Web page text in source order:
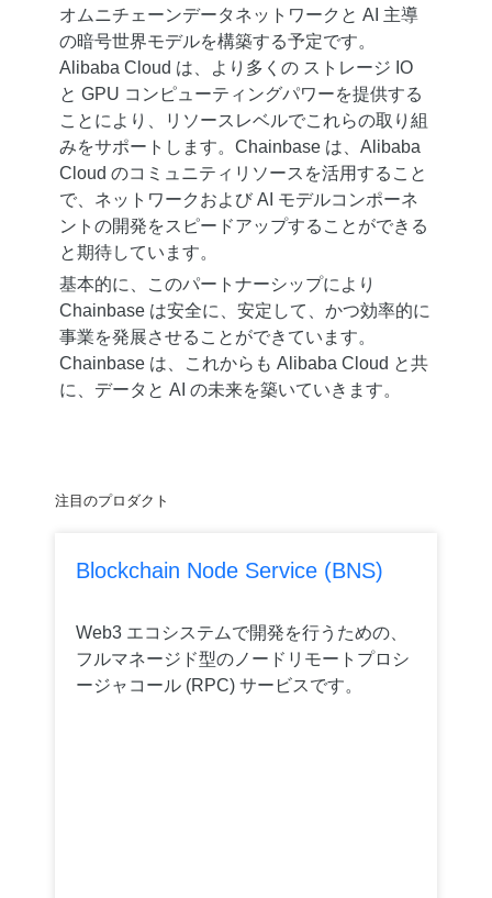
オムニチェーンデータネットワークと AI 主導
の暗号世界モデルを構築する予定です。
Alibaba Cloud は、より多くの ストレージ IO
と GPU コンピューティングパワーを提供する
ことにより、リソースレベルでこれらの取り組
みをサポートします。Chainbase は、Alibaba
Cloud のコミュニティリソースを活用すること
で、ネットワークおよび AI モデルコンポーネ
ントの開発をスピードアップすることができる
と期待しています。
基本的に、このパートナーシップにより
Chainbase は安全に、安定して、かつ効率的に
事業を発展させることができています。
Chainbase は、これからも Alibaba Cloud と共
に、データと AI の未来を築いていきます。
注目のプロダクト
Blockchain Node Service (BNS)
Web3 エコシステムで開発を行うための、
フルマネージド型のノードリモートプロシ
ージャコール (RPC) サービスです。